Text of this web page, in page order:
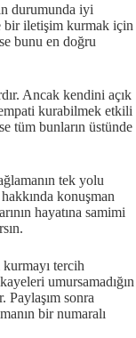
durumunda iyi
iletişim kurmak için
bunu en doğru
Ancak kendini açık
kurabilmek etkili
tüm bunların üstünde
tek yolu
konuşman
hayatına samimi
tercih
umursamadığın
Paylaşım sonra
bir numaralı